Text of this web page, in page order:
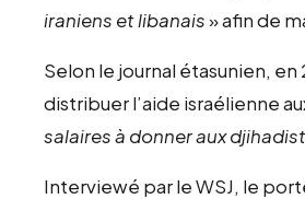
iraniens et libanais» afin de
Selon le journal étasunien, en
distribuer l’aide israélienne
salaires à donner aux
Interviewé par le WSJ, le